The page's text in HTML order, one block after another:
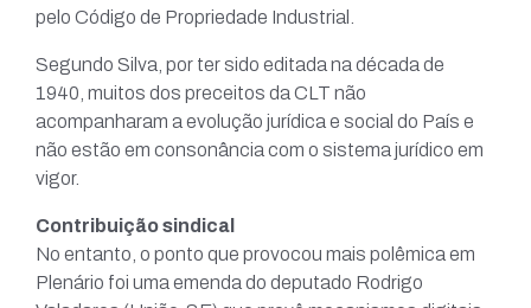
pelo Código de Propriedade Industrial.
Segundo Silva, por ter sido editada na década de
1940, muitos dos preceitos da CLT não
acompanharam a evolução jurídica e social do País e
não estão em consonância com o sistema jurídico em
vigor.
Contribuição sindical
No entanto, o ponto que provocou mais polêmica em
Plenário foi uma emenda do deputado Rodrigo